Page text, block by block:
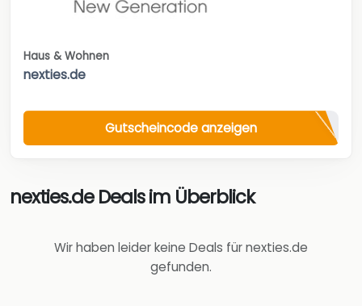
Haus & Wohnen
nexties.de
Gutscheincode anzeigen
nexties.de Deals im Überblick
Wir haben leider keine Deals für nexties.de
gefunden.